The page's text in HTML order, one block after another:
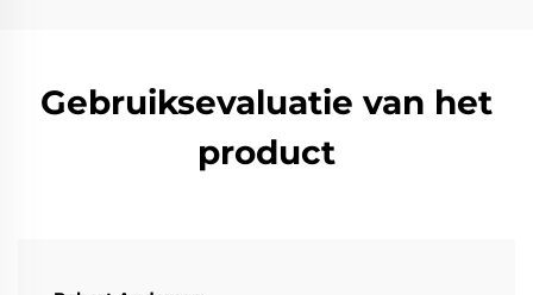
Gebruiksevaluatie van het
product